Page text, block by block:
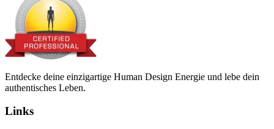
Entdecke deine einzigartige Human Design Energie und lebe dein
authentisches Leben.
Links